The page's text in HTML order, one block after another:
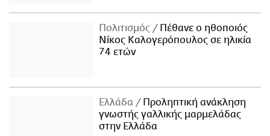
Πολιτισμός
Πέθανε ο ηθοποιός
Νίκος Καλογερόπουλος σε ηλικία
74 ετών
Ελλάδα
Προληπτική ανάκληση
γνωστής γαλλικής μαρμελάδας
στην Ελλάδα